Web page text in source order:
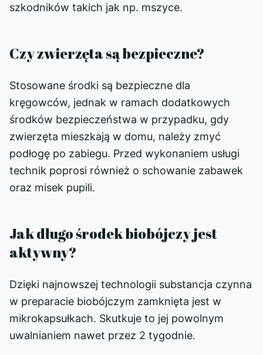
szkodników takich jak np. mszyce.
Czy zwierzęta są bezpieczne?
Stosowane środki są bezpieczne dla
kręgowców, jednak w ramach dodatkowych
środków bezpieczeństwa w przypadku, gdy
zwierzęta mieszkają w domu, należy zmyć
podłogę po zabiegu. Przed wykonaniem usługi
technik poprosi również o schowanie zabawek
oraz misek pupili.
Jak długo środek biobójczy jest
aktywny?
Dzięki najnowszej technologii substancja czynna
w preparacie biobójczym zamknięta jest w
mikrokapsułkach. Skutkuje to jej powolnym
uwalnianiem nawet przez 2 tygodnie.